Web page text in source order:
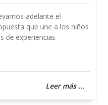
adelante el
que une a los niños
de experiencias
Leer más ...